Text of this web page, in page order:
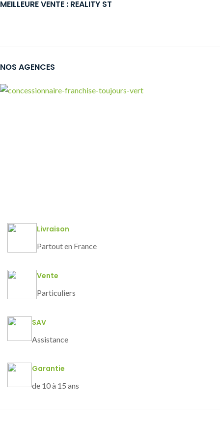
MEILLEURE VENTE : REALITY ST
NOS AGENCES
Livraison
Partout en France
Vente
Particuliers
SAV
Assistance
Garantie
de 10 à 15 ans